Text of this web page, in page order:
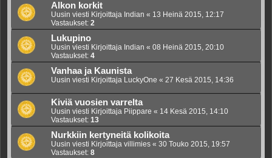
Alkon korkit
Uusin viesti Kirjoittaja Indian « 13 Heinä 2015, 12:17
Vastaukset: 2
Lukupino
Uusin viesti Kirjoittaja Indian « 08 Heinä 2015, 20:10
Vastaukset: 4
Vanhaa ja Kaunista
Uusin viesti Kirjoittaja LuckyOne « 27 Kesä 2015, 14:36
Kiviä vuosien varrelta
Uusin viesti Kirjoittaja Piippare « 14 Kesä 2015, 14:10
Vastaukset: 13
Nurkkiin kertyneitä kolikoita
Uusin viesti Kirjoittaja villimies « 30 Touko 2015, 19:57
Vastaukset: 8